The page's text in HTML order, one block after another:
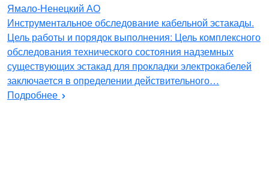
Ямало-Ненецкий АО
Инструментальное обследование кабельной эстакады.
Цель работы и порядок выполнения: Цель комплексного
обследования технического состояния надземных
существующих эстакад для прокладки электрокабелей
заключается в определении действительного…
Подробнее